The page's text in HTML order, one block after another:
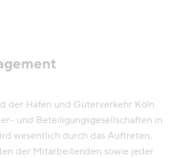
der Häfen und Güterverkehr Köln
und Beteiligungsgesellschaften in
wesentlich durch das Auftreten,
der Mitarbeitenden sowie jeder